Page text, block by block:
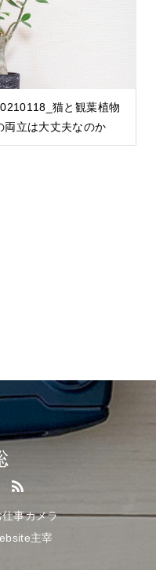
猫と観葉植物
両立は大丈夫なのか
事カメラ
主宰